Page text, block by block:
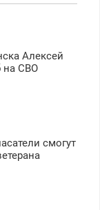
Алексей
на СВО
смогут